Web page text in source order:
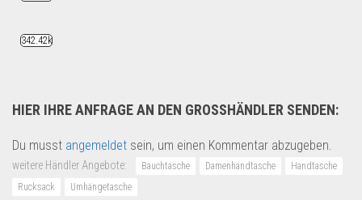
Multimedia & Elektro
HIER IHRE ANFRAGE AN DEN GROSSHÄNDLER SENDEN:
Du musst angemeldet sein, um einen Kommentar abzugeben.
weitere Händler Angebote: Bauchtasche Damenhandtasche
Handtasche
Rucksack
Umhängetasche
342.42k